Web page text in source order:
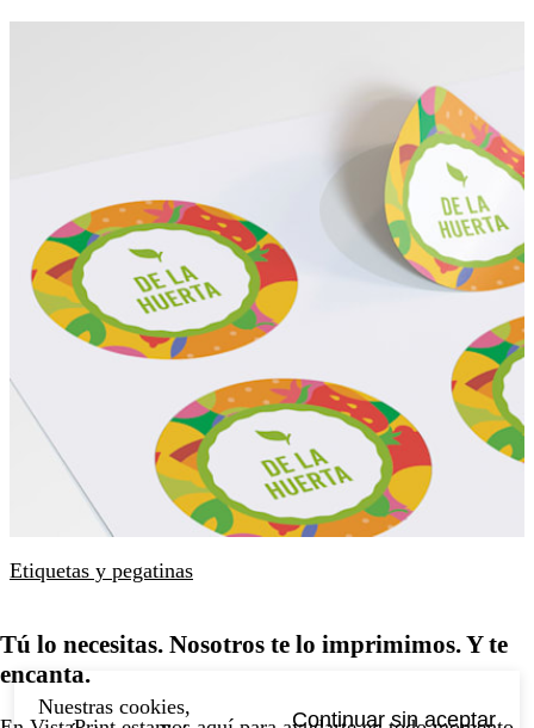
Etiquetas y pegatinas
Tú lo necesitas. Nosotros te lo imprimimos. Y te
encanta.
Nuestras cookies,
Continuar sin aceptar